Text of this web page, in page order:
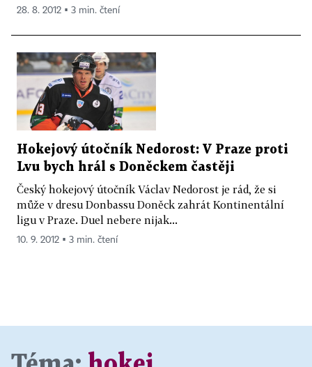
28. 8. 2012 ▪ 3 min. čtení
Hokejový útočník Nedorost: V Praze proti
Lvu bych hrál s Doněckem častěji
Český hokejový útočník Václav Nedorost je rád, že si
může v dresu Donbassu Doněck zahrát Kontinentální
ligu v Praze. Duel nebere nijak...
10. 9. 2012 ▪ 3 min. čtení